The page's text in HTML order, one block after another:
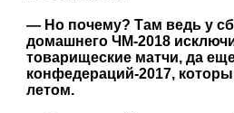
— Но почему? Там ведь у
домашнего ЧМ-2018
товарищеские матчи, да
конфедераций-2017,
летом.